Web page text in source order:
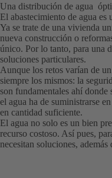
Una distribución de agua
El abastecimiento de agua es
Ya se trate de una vivienda
nueva construcción o
único. Por lo tanto, para una
soluciones particulares.
Aunque los retos varían de
siempre los mismos: la
son fundamentales ahí donde
el agua ha de suministrarse
en cantidad suficiente.
El agua no solo es un bien
recurso costoso. Así pues,
necesitan soluciones,